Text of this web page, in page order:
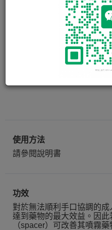
噴霧劑助吸器(
AeroChamber
使用方法
請參閱說明書
功效
對於無法順利手口協調的
達到藥物的最大效益。因
（spacer）可改善其噴霧藥